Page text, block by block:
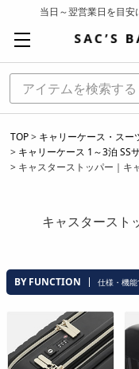
当日～翌営業日を目安
基本配
TOP
キャリーケース・スー
キャリーケース 1～3泊 SS
キャスターストッパー｜キ
キャスタースト
BY FUNCTION 仕様・機